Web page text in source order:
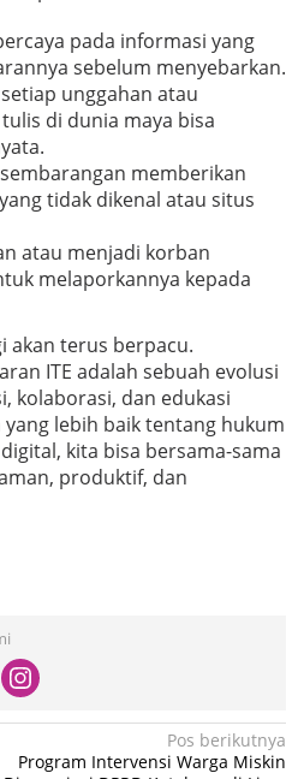
pada informasi yang
sebelum menyebarkan.
unggahan atau
di dunia maya bisa
sembarangan memberikan
tidak dikenal atau situs
atau menjadi korban
melaporkannya kepada
akan terus berpacu.
ITE adalah sebuah evolusi
kolaborasi, dan edukasi
lebih baik tentang hukum
kita bisa bersama-sama
produktif, dan
Pos berikutnya
Program Intervensi Warga Miskin